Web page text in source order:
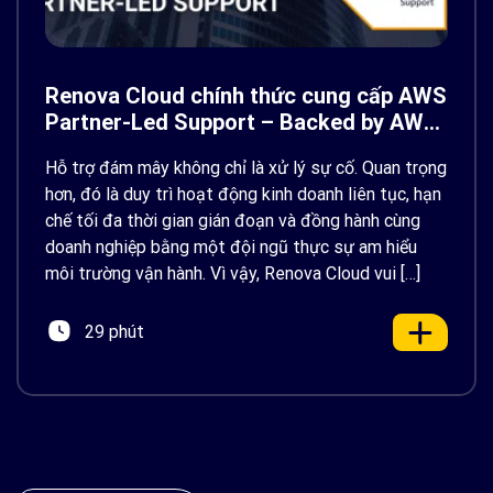
Renova Cloud chính thức cung cấp AWS
Partner-Led Support – Backed by AWS
Hỗ trợ đám mây không chỉ là xử lý sự cố. Quan trọng
hơn, đó là duy trì hoạt động kinh doanh liên tục, hạn
chế tối đa thời gian gián đoạn và đồng hành cùng
doanh nghiệp bằng một đội ngũ thực sự am hiểu
môi trường vận hành. Vì vậy, Renova Cloud vui […]
29 phút